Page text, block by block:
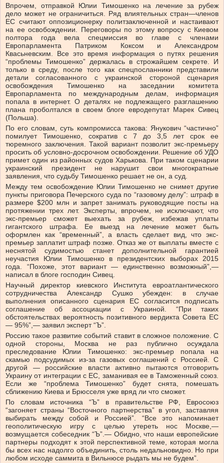
Впрочем, отправкой Юлии Тимошенко на лечение за рубеж
дело может не ограничиться. Ряд влиятельных стран—членов
ЕС считают оппозиционерку политзаключенной и настаивают
на ее освобождении. Переговоры по этому вопросу с Киевом
полтора года вела спецмиссия во главе с членами
Европарламента Патриком Коксом и Александром
Квасьневским. Все это время информация о путях решения
“проблемы Тимошенко” держалась в строжайшем секрете. И
только в среду, после того как спецпосланники представили
детали согласованного с украинской стороной сценария
освобождения Тимошенко на заседании комитета
Европарламента по международным делам, информация
попала в интернет. О деталях не подлежащего разглашению
плана проболтался в своем блоге евродепутат Марек Сивец
(Польша).
По его словам, суть компромисса такова: Янукович “частично”
помилует Тимошенко, сократив с 7 до 3,5 лет срок ее
тюремного заключения. Такой вариант позволит экс-премьеру
просить об условно-досрочном освобождении. Решение об УДО
примет один из районных судов Харькова. При таком сценарии
украинский президент не нарушит свои многократные
заявления, что судьбу Тимошенко решает не он, а суд.
Между тем освобождение Юлии Тимошенко не снимет другие
пункты приговора Печерского суда по “газовому делу”: штраф в
размере $200 млн и запрет занимать руководящие посты на
протяжении трех лет. Эксперты, впрочем, не исключают, что
экс-премьер сможет выехать за рубеж, избежав уплаты
гигантского штрафа. Ее выезд на лечение может быть
оформлен как “временный”, а власть сделает вид, что экс-
премьер заплатит штраф позже. Отказ же от выплаты вместе с
неснятой судимостью станет дополнительной гарантией
неучастия Юлии Тимошенко в президентских выборах 2015
года. “Похоже, этот вариант — единственно возможный”,—
написал в блоге господин Сивец.
Научный директор киевского Института евроатлантического
сотрудничества Александр Сушко убежден: в случае
выполнения описанного сценария ЕС согласится подписать
соглашение об ассоциации с Украиной. “При таких
обстоятельствах вероятность позитивного вердикта Совета ЕС
— 95%”,— заявил эксперт “Ъ”.
Россию такое развитие событий ставит в сложное положение. С
одной стороны, Москва не раз публично осуждала
преследование Юлии Тимошенко: экс-премьер попала на
скамью подсудимых из-за газовых соглашений с Россией. С
другой — российские власти активно пытаются отговорить
Украину от интеграции с ЕС, заманивая ее в Таможенный союз.
Если же “проблема Тимошенко” будет снята, помешать
сближению Киева и Брюсселя уже вряд ли что сможет.
По словам источника “Ъ” в правительстве РФ, Евросоюз
“загоняет страны “Восточного партнерства” в угол, заставляя
выбирать между собой и Россией”. “Все это напоминает
геополитическую игру с целью утереть нос Москве,—
возмущается собеседник “Ъ”.— Обидно, что наши европейские
партнеры подходят к этой перспективной теме, которая могла
бы всех нас надолго объединить, столь недальновидно. Но при
любом исходе саммита в Вильнюсе рыдать мы не будем”.